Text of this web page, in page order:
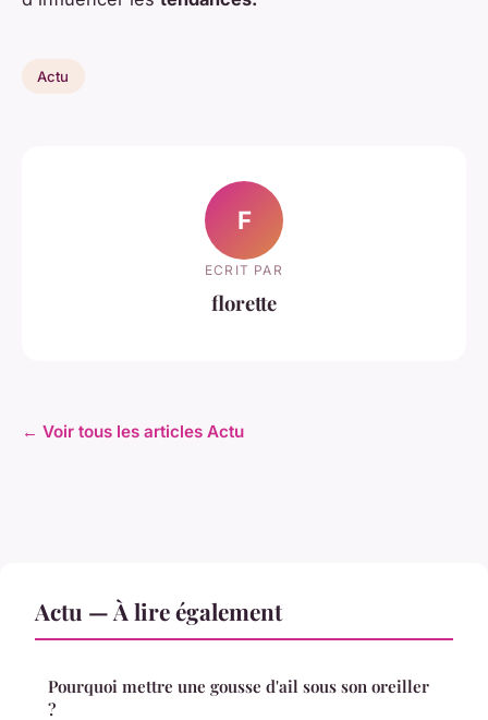
Actu
F
ECRIT PAR
florette
← Voir tous les articles Actu
Actu — À lire également
Pourquoi mettre une gousse d'ail sous son oreiller
?